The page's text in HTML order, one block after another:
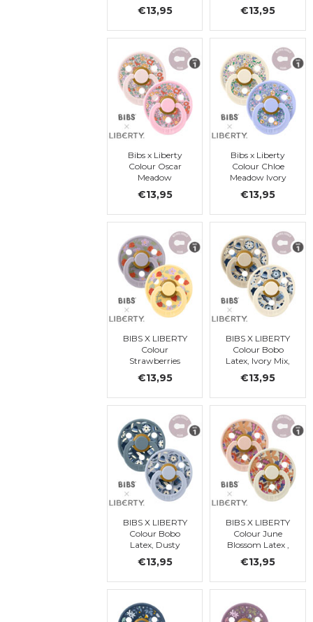
€13,95 €13,95
Bibs x Liberty
Colour Oscar
Meadow
Latex, taille 1
€13,95
Bibs x Liberty
Colour Chloe
Meadow Ivory
1
€13,95
BIBS X LIBERTY
Colour
Strawberries
and Cream -
Pale Butter Mix,
€13,95
BIBS X LIBERTY
Colour Bobo
Latex, Ivory Mix,
t. 1
€13,95
BIBS X LIBERTY
Colour Bobo
Latex, Dusty
€13,95
BIBS X LIBERTY
Colour June
Blossom Latex ,
€13,95